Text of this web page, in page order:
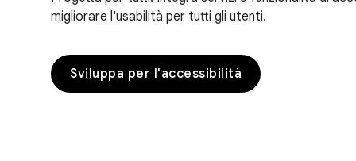
migliorare l'usabilità per tutti gli utenti.
Sviluppa per l'accessibilità